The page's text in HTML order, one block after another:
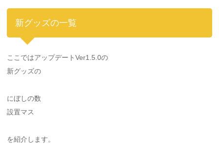
新グッズの一覧
ここではアップデートVer1.5.0の
新グッズの
にぼしの数
設置マス
を紹介します。